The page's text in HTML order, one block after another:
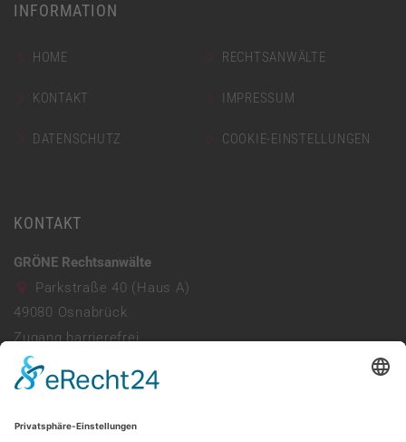
INFORMATION
HOME RECHTSANWÄLTE
KONTAKT IMPRESSUM
DATENSCHUTZ COOKIE-EINSTELLUNGEN
KONTAKT
GRÖNE Rechtsanwälte
Parkstraße 40 (Haus A)
49080 Osnabrück
Zugang barrierefrei
Parkhaus vorhanden